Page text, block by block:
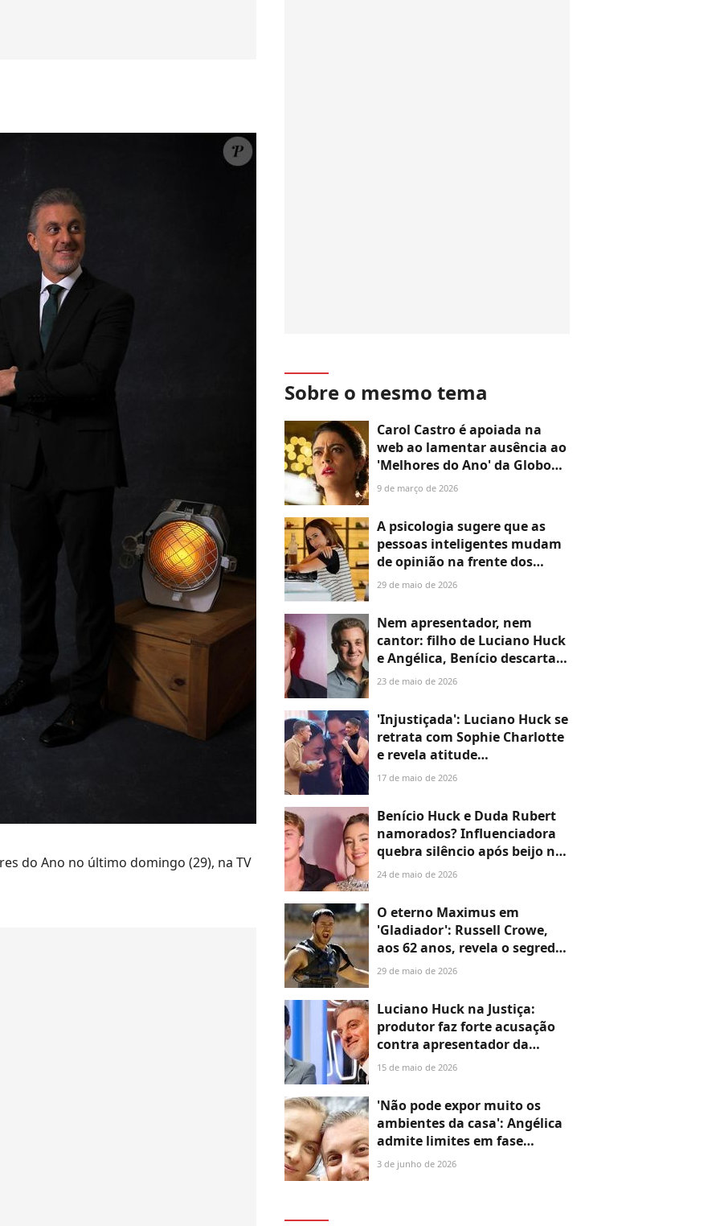
do Ano no último domingo (29), na TV
Sobre o mesmo tema
Carol Castro é apoiada na
web ao lamentar ausência ao
'Melhores do Ano' da Globo
por 'Garota do Momento':
9 de março de 2026
A psicologia sugere que as
pessoas inteligentes mudam
de opinião na frente dos
outros, e isso não ocorre
certas, mas porque não
precisam de validação
externa
29 de maio de 2026
Nem apresentador, nem
cantor: filho de Luciano Huck
e Angélica, Benício descarta
seguir carreira dos pais e
cursar
23 de maio de 2026
'Injustiçada': Luciano Huck se
retrata com Sophie Charlotte
e revela atitude
surpreendente da atriz, que
Ano'
17 de maio de 2026
Benício Huck e Duda Rubert
namorados? Influenciadora
quebra silêncio após beijo no
filho de Luciano Huck e
24 de maio de 2026
O eterno Maximus em
'Gladiador': Russell Crowe,
aos 62 anos, revela o segredo
para perder 25 quilos em um
por beber, não tomar um
drinque só por tomar'
29 de maio de 2026
Luciano Huck na Justiça:
produtor faz forte acusação
contra apresentador da
Globo; Dudu Camargo
também acaba processado
15 de maio de 2026
'Não pode expor muito os
ambientes da casa': Angélica
admite limites em fase
'influencer' do marido,
3 de junho de 2026